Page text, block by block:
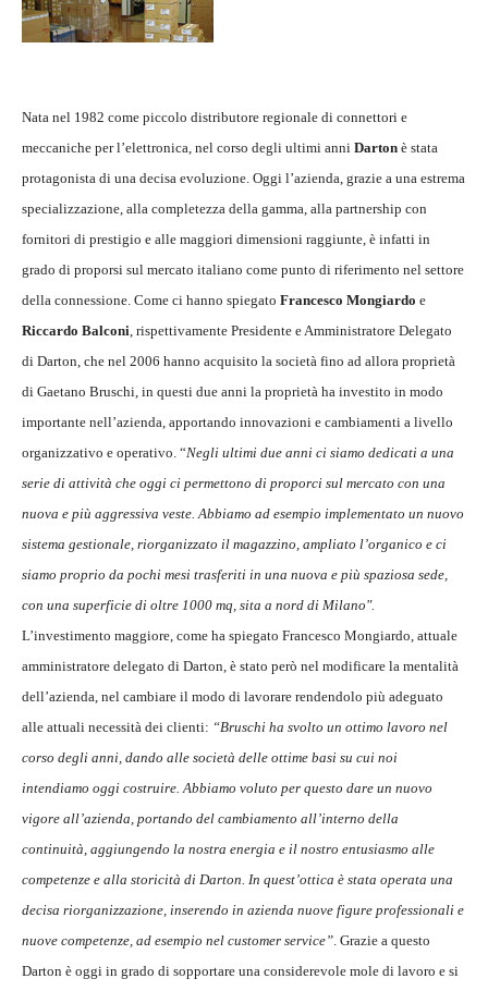
Nata nel 1982 come piccolo distributore regionale di connettori e
meccaniche per l’elettronica, nel corso degli ultimi anni Darton è stata
protagonista di una decisa evoluzione. Oggi l’azienda, grazie a una estrema
specializzazione, alla completezza della gamma, alla partnership con
fornitori di prestigio e alle maggiori dimensioni raggiunte, è infatti in
grado di proporsi sul mercato italiano come punto di riferimento nel settore
della connessione. Come ci hanno spiegato Francesco Mongiardo e
Riccardo Balconi, rispettivamente Presidente e Amministratore Delegato
di Darton, che nel 2006 hanno acquisito la società fino ad allora proprietà
di Gaetano Bruschi, in questi due anni la proprietà ha investito in modo
importante nell’azienda, apportando innovazioni e cambiamenti a livello
organizzativo e operativo. “Negli ultimi due anni ci siamo dedicati a una
serie di attività che oggi ci permettono di proporci sul mercato con una
nuova e più aggressiva veste. Abbiamo ad esempio implementato un nuovo
sistema gestionale, riorganizzato il magazzino, ampliato l’organico e ci
siamo proprio da pochi mesi trasferiti in una nuova e più spaziosa sede,
con una superficie di oltre 1000 mq, sita a nord di Milano".
L’investimento maggiore, come ha spiegato Francesco Mongiardo, attuale
amministratore delegato di Darton, è stato però nel modificare la mentalità
dell’azienda, nel cambiare il modo di lavorare rendendolo più adeguato
alle attuali necessità dei clienti: “Bruschi ha svolto un ottimo lavoro nel
corso degli anni, dando alle società delle ottime basi su cui noi
intendiamo oggi costruire. Abbiamo voluto per questo dare un nuovo
vigore all’azienda, portando del cambiamento all’interno della
continuità, aggiungendo la nostra energia e il nostro entusiasmo alle
competenze e alla storicità di Darton. In quest’ottica è stata operata una
decisa riorganizzazione, inserendo in azienda nuove figure professionali e
nuove competenze, ad esempio nel customer service”. Grazie a questo
Darton è oggi in grado di sopportare una considerevole mole di lavoro e si